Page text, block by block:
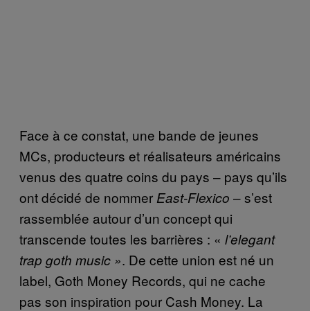
Face à ce constat, une bande de jeunes
MCs, producteurs et réalisateurs américains
venus des quatre coins du pays – pays qu’ils
ont décidé de nommer East-Flexico – s’est
rassemblée autour d’un concept qui
transcende toutes les barrières : « l’elegant
trap goth music ». De cette union est né un
label, Goth Money Records, qui ne cache
pas son inspiration pour Cash Money. La